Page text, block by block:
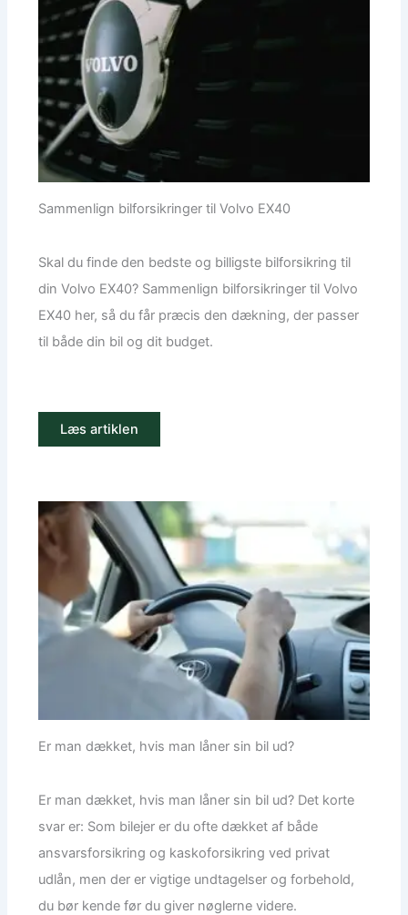
Sammenlign bilforsikringer til Volvo EX40
Skal du finde den bedste og billigste bilforsikring til
din Volvo EX40? Sammenlign bilforsikringer til Volvo
EX40 her, så du får præcis den dækning, der passer
til både din bil og dit budget.
Læs artiklen
Er man dækket, hvis man låner sin bil ud?
Er man dækket, hvis man låner sin bil ud? Det korte
svar er: Som bilejer er du ofte dækket af både
ansvarsforsikring og kaskoforsikring ved privat
udlån, men der er vigtige undtagelser og forbehold,
du bør kende før du giver nøglerne videre.